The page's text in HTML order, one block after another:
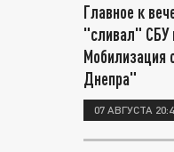
Главное к
"сливал" СБУ
Мобилизация
Днепра"
07 АВГУСТА